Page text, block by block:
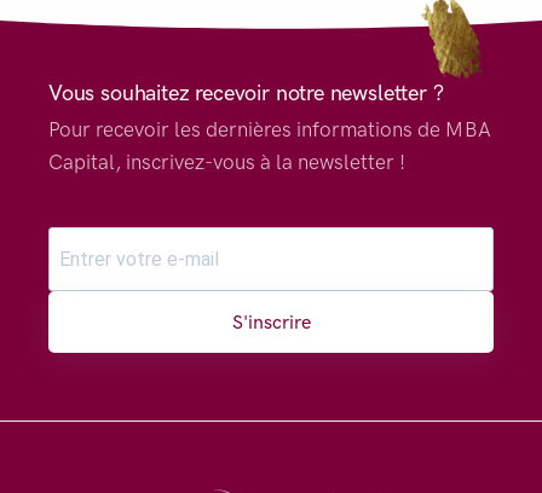
Vous souhaitez recevoir notre newsletter ?
Pour recevoir les dernières informations de MBA
Capital, inscrivez-vous à la newsletter !
S'inscrire